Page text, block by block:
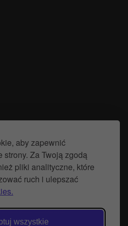
aby zapewnić
strony. Za Twoją zgodą
pliki analityczne, które
ruch i ulepszać
wszystkie